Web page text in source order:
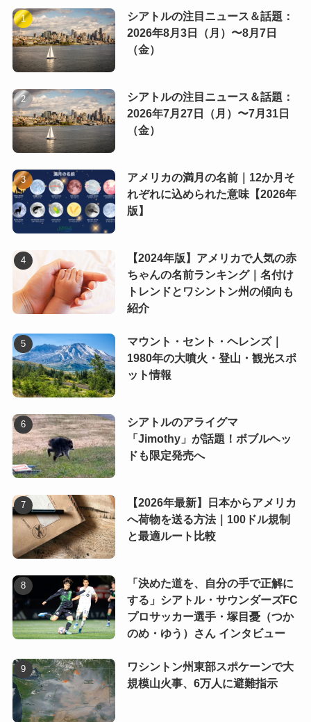
シアトルの注目ニュース＆話題：
2026年8月3日（月）〜8月7日
（金）
シアトルの注目ニュース＆話題：
2026年7月27日（月）〜7月31日
（金）
アメリカの満月の名前｜12か月そ
れぞれに込められた意味【2026年
版】
【2024年版】アメリカで人気の赤
ちゃんの名前ランキング｜名付け
トレンドとワシントン州の傾向も
紹介
マウント・セント・ヘレンズ｜
1980年の大噴火・登山・観光スポ
ット情報
シアトルのアライグマ
「Jimothy」が話題！ボブルヘッ
ドも限定発売へ
【2026年最新】日本からアメリカ
へ荷物を送る方法｜100ドル規制
と最適ルート比較
「決めた道を、自分の手で正解に
する」シアトル・サウンダーズFC
プロサッカー選手・塚目憂（つか
のめ・ゆう）さん インタビュー
ワシントン州東部スポケーンで大
規模山火事、6万人に避難指示